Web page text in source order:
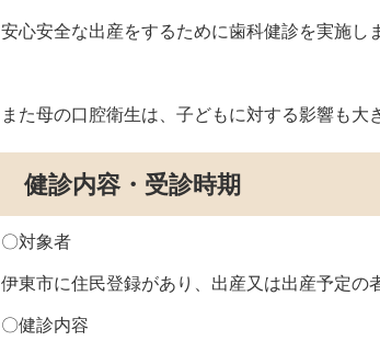
安心安全な出産をするために歯科健診を実施し
また母の口腔衛生は、子どもに対する影響も大
健診内容・受診時期
〇対象者
伊東市に住民登録があり、出産又は出産予定の
〇健診内容